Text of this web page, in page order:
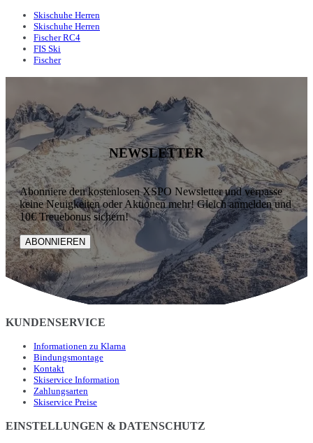
Skischuhe Herren
Skischuhe Herren
Fischer RC4
FIS Ski
Fischer
NEWSLETTER
Abonniere den kostenlosen XSPO Newsletter und verpasse
keine Neuigkeiten oder Aktionen mehr! Gleich anmelden und
10€ Treuebonus sichern!
ABONNIEREN
KUNDENSERVICE
Informationen zu Klarna
Bindungsmontage
Kontakt
Skiservice Information
Zahlungsarten
Skiservice Preise
EINSTELLUNGEN & DATENSCHUTZ